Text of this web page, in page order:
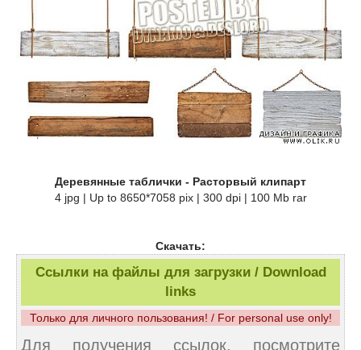
Деревянные таблички - Расторвый клипарт
4 jpg | Up to 8650*7058 pix | 300 dpi | 100 Mb rar
Скачать:
Ссылки на файлы для загрузки / Download
links
Только для личного пользования! / For personal use only!
Для получения ссылок, посмотрите